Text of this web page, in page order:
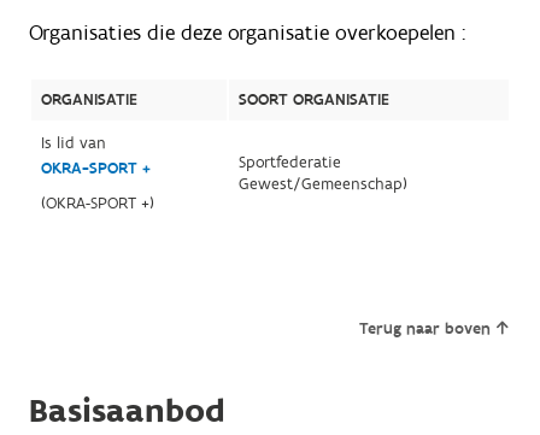
Organisaties die deze organisatie overkoepelen :
ORGANISATIE
SOORT ORGANISATIE
Is lid van
OKRA-SPORT +
(OKRA-SPORT +)
Sportfederatie
Gewest/Gemeenschap)
Terug naar boven
Basisaanbod